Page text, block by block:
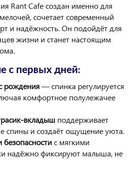
Rant Cafe создан именно для
сочетает современный
и надёжность. Он подойдёт для
жизни и станет настоящим
с первых дней:
рождения— спинка регулируется
комфортное полулежачее
вкладыш поддерживает
спины и создаёт ощущение уюта.
с мягкими
надёжно фиксируют малыша, не